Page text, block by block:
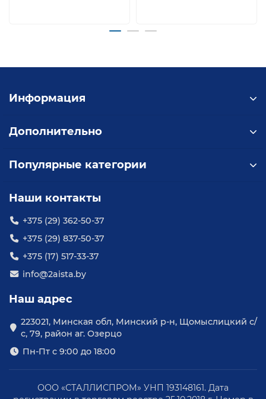
Информация
Дополнительно
Популярные категории
Наши контакты
+375 (29) 362-50-37
+375 (29) 837-50-37
+375 (17) 517-33-37
info@2aista.by
Наш адрес
223021, Минская обл, Минский р-н, Щомыслицкий с/
с, 79, район аг. Озерцо
Пн-Пт с 9:00 до 18:00
ООО «СТАЛЛИСПРОМ» УНП 193148161. Дата